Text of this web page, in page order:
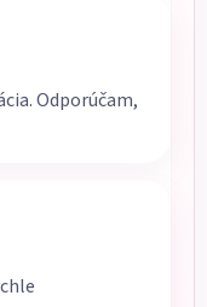
Odporúčam,